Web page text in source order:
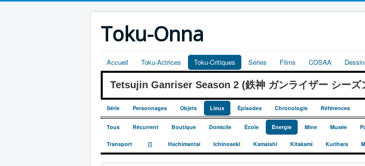
Toku-Onna
Accueil Toku-Actrices Toku-Critiques Séries Films COSAA
Tetsujin Ganriser Season 2 (鉄神 ガンライザー シー
Série Personnages Objets Lieux Épisodes Chronologie Références
Tous Récurrent Boutique Domicile École Énergie Mine Musée
Transport [] Hachimantai Ichinoseki Kamaishi Kitakami Kurihara